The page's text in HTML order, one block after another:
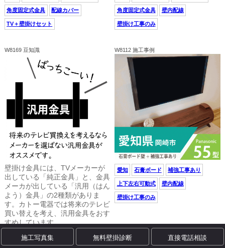
角度固定式金具 配線カバー
TV＋壁掛けセット
角度固定式金具 壁内配線
壁掛け工事のみ
W8169 豆知識
壁掛け金具には、TVメーカーが
出している「純正金具」と、金具
メーカが出している「汎用（はん
よう）金具」の2種類がありま
す。カトー電器では将来のテレビ
買い替えを考え、汎用金具をおす
すめしています。
W8112 施工事例
愛知 石膏ボード 補強工事あり
上下左右可動式 壁内配線
壁掛け工事のみ
W8054 施工事例 W8070 施工事例
施工写真集 無料壁掛診断 直接電話相談